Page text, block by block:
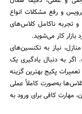
و رفع مشکلات انواع
و تجربه ناکامل کلاس‌های
کار می‌شوید.
نیاز به تکنسین‌های
به دنبال یادگیری یک
پکیج بهترین گزینه
به‌صورت کاملاً عملی
مهارت کافی برای ورود به